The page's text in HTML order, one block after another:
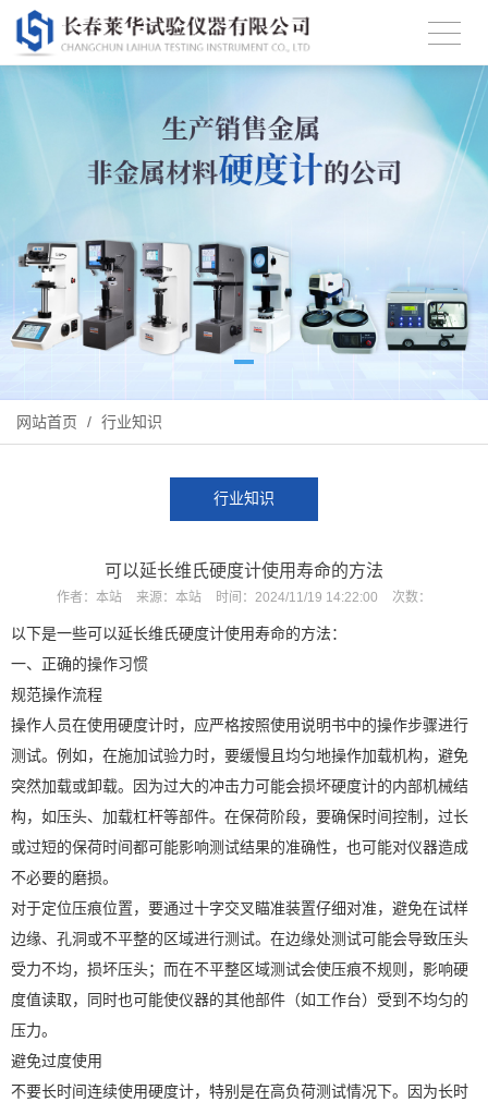
网站首页 / 行业知识
行业知识
可以延长维氏硬度计使用寿命的方法
作者： 本站 来源： 本站 时间： 2024/11/19 14:22:00 次数：
以下是一些可以延长维氏硬度计使用寿命的方法：
一、正确的操作习惯
规范操作流程
操作人员在使用硬度计时，应严格按照使用说明书中的操作步骤进行
测试。例如，在施加试验力时，要缓慢且均匀地操作加载机构，避免
突然加载或卸载。因为过大的冲击力可能会损坏硬度计的内部机械结
构，如压头、加载杠杆等部件。在保荷阶段，要确保时间控制，过长
或过短的保荷时间都可能影响测试结果的准确性，也可能对仪器造成
不必要的磨损。
对于定位压痕位置，要通过十字交叉瞄准装置仔细对准，避免在试样
边缘、孔洞或不平整的区域进行测试。在边缘处测试可能会导致压头
受力不均，损坏压头；而在不平整区域测试会使压痕不规则，影响硬
度值读取，同时也可能使仪器的其他部件（如工作台）受到不均匀的
压力。
避免过度使用
不要长时间连续使用硬度计，特别是在高负荷测试情况下。因为长时